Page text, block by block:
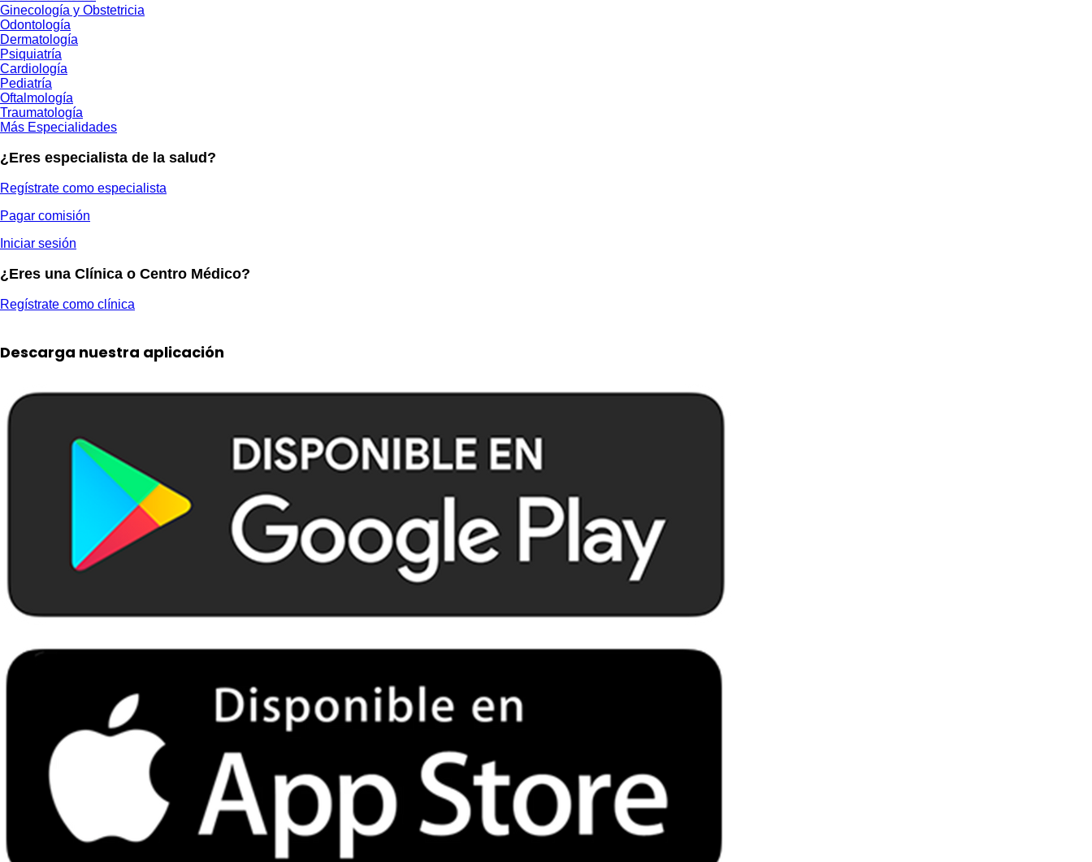
Ginecología y Obstetricia
Odontología
Dermatología
Psiquiatría
Cardiología
Pediatría
Oftalmología
Traumatología
Más Especialidades
¿Eres especialista de la salud?
Regístrate como especialista
Pagar comisión
Iniciar sesión
¿Eres una Clínica o Centro Médico?
Regístrate como clínica
Descarga nuestra aplicación